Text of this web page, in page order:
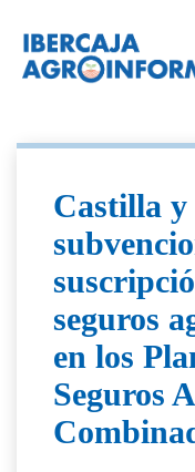
Castilla y
seguros
en los
Seguros